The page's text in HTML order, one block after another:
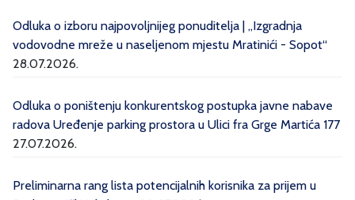
Odluka o izboru najpovoljnijeg ponuditelja | „Izgradnja
vodovodne mreže u naseljenom mjestu Mratinići - Sopot“
28.07.2026.
Odluka o poništenju konkurentskog postupka javne nabave
radova Uređenje parking prostora u Ulici fra Grge Martića 177
27.07.2026.
Preliminarna rang lista potencijalnih korisnika za prijem u